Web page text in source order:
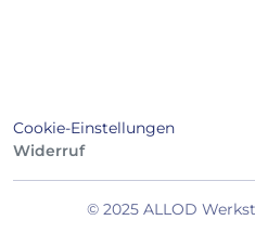
Cookie-Einstellungen
Widerruf
© 2025 ALLOD